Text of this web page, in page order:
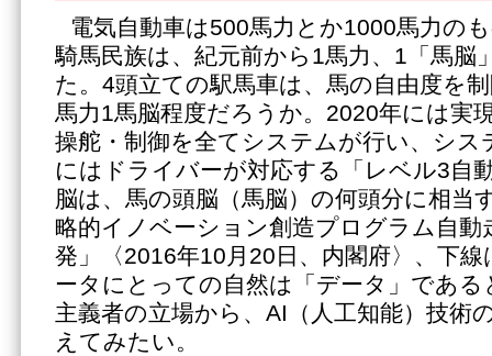
電気自動車は500馬力とか1000馬力の
騎馬民族は、紀元前から1馬力、1「馬脳
た。4頭立ての駅馬車は、馬の自由度を
馬力1馬脳程度だろうか。2020年には実
操舵・制御を全てシステムが行い、シ
にはドライバーが対応する「レベル3自
脳は、馬の頭脳（馬脳）の何頭分に相当
略的イノベーション創造プログラム自動
発」〈2016年10月20日、内閣府〉、下
ータにとっての自然は「データ」であ
主義者の立場から、AI（人工知能）技術
えてみたい。